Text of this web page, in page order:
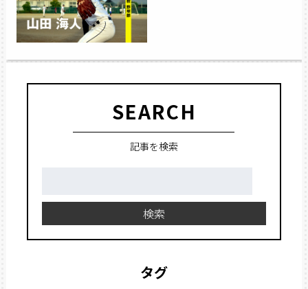
SEARCH
記事を検索
検索
タグ